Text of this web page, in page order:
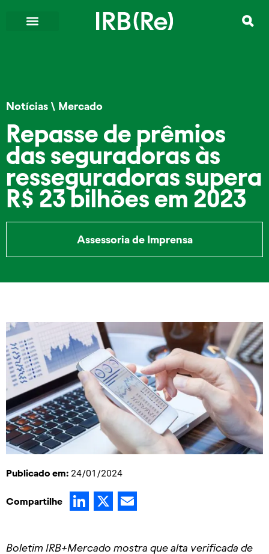
Notícias \ Mercado
Repasse de prêmios
das seguradoras às
resseguradoras supera
R$ 23 bilhões em 2023
Assessoria de Imprensa
Publicado em: 24/01/2024
Compartilhe LinkedIn
X
Boletim IRB+Mercado mostra que alta verificada de